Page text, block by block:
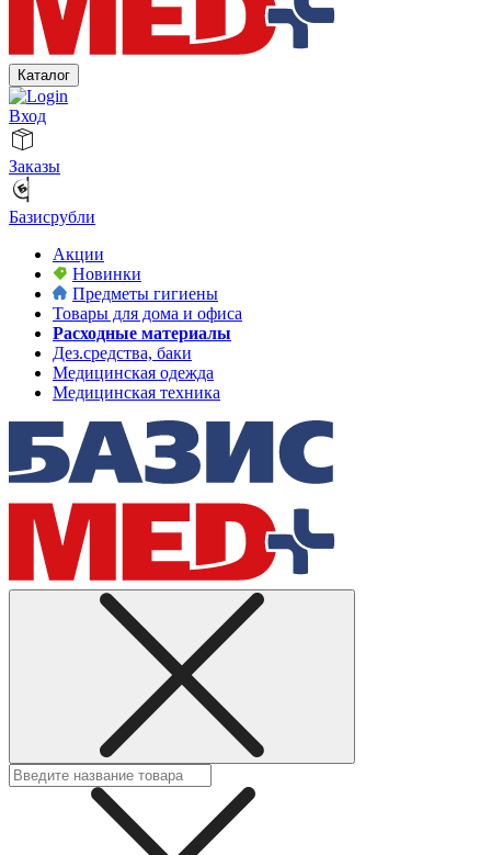
Каталог
Вход
Заказы
Базисрубли
Акции
Новинки
Предметы гигиены
Товары для дома и офиса
Расходные материалы
Дез.средства, баки
Медицинская одежда
Медицинская техника